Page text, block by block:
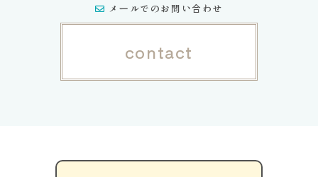
メールでのお問い合わせ
contact